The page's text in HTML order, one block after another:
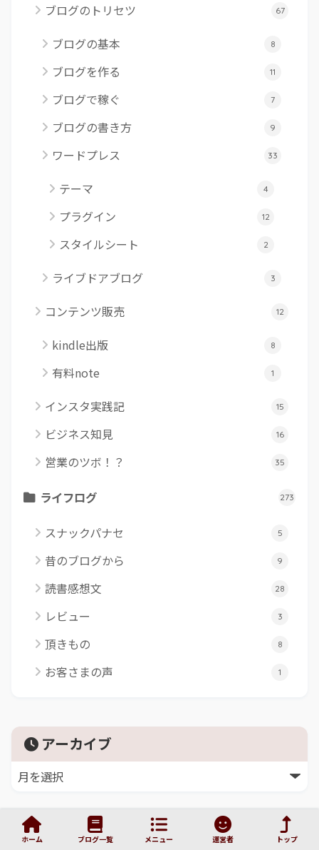
ブログのトリセツ 67
ブログの基本 8
ブログを作る 11
ブログで稼ぐ 7
ブログの書き方 9
ワードプレス 33
テーマ 4
プラグイン 12
スタイルシート 2
ライブドアブログ 3
コンテンツ販売 12
kindle出版 8
有料note 1
インスタ実践記 15
ビジネス知見 16
営業のツボ！？ 35
ライフログ 273
スナックパナセ 5
昔のブログから 9
読書感想文 28
レビュー 3
頂きもの 8
お客さまの声 1
アーカイブ
ホーム ブログ一覧 メニュー 運営者 トップ